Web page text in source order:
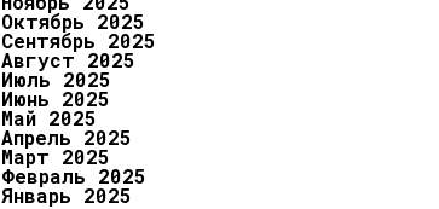
Октябрь 2025
Сентябрь 2025
Август 2025
Июль 2025
Июнь 2025
Май 2025
Апрель 2025
Март 2025
Февраль 2025
Январь 2025